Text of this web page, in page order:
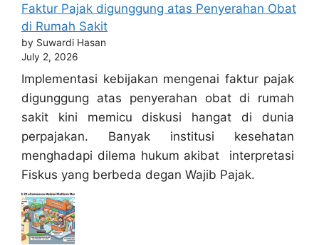
Faktur Pajak digunggung atas Penyerahan Obat
di Rumah Sakit
by Suwardi Hasan
July 2, 2026
Implementasi kebijakan mengenai faktur pajak
digunggung atas penyerahan obat di rumah
sakit kini memicu diskusi hangat di dunia
perpajakan. Banyak institusi kesehatan
menghadapi dilema hukum akibat interpretasi
Fiskus yang berbeda degan Wajib Pajak.